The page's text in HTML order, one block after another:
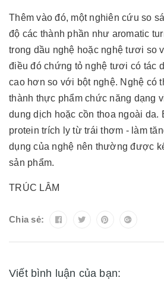
Thêm vào đó, một nghiên cứu so
độ các thành phần như aromatic
trong dầu nghệ hoặc nghệ tươi so
điều đó chứng tỏ nghệ tươi có tác
cao hơn so với bột nghệ. Nghệ có
thành thực phẩm chức năng dạng
dung dịch hoặc cồn thoa ngoài da.
protein trích ly từ trái thơm - làm
dụng của nghệ nên thường được
sản phẩm.
TRÚC LÂM
Chia sẻ:
Viết bình luận của bạn: